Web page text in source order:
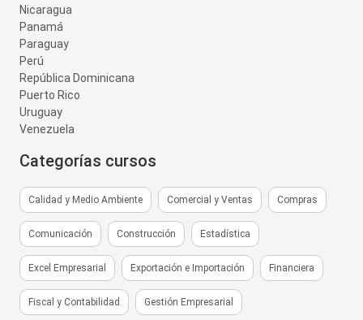
Nicaragua
Panamá
Paraguay
Perú
República Dominicana
Puerto Rico
Uruguay
Venezuela
Categorías cursos
Calidad y Medio Ambiente Comercial y Ventas Compras
Comunicación Construcción Estadística
Excel Empresarial Exportación e Importación Financiera
Fiscal y Contabilidad Gestión Empresarial